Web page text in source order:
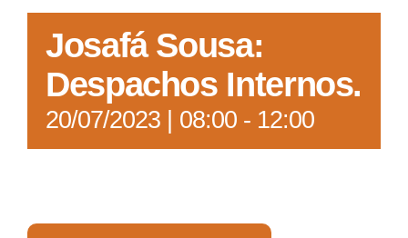
Josafá Sousa:
Despachos Internos.
20/07/2023 | 08:00- 12:00